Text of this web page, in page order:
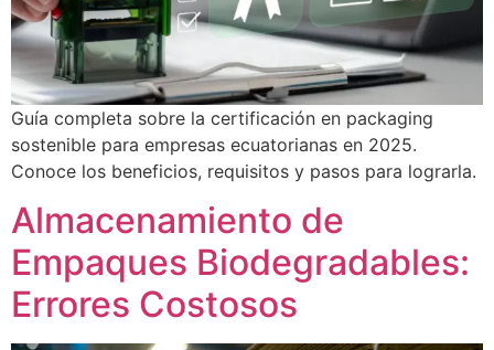
Guía completa sobre la certificación en packaging
sostenible para empresas ecuatorianas en 2025.
Conoce los beneficios, requisitos y pasos para lograrla.
Almacenamiento de
Empaques Biodegradables:
Errores Costosos